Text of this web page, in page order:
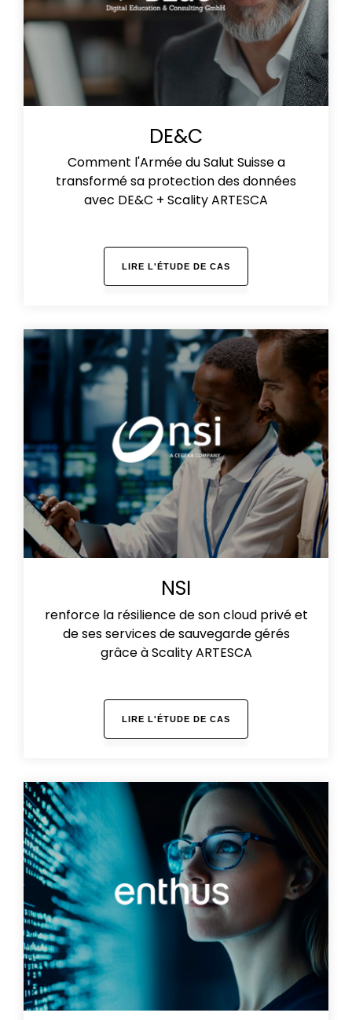
DE&C
Comment l'Armée du Salut Suisse a
transformé sa protection des données
avec DE&C + Scality ARTESCA
LIRE L'ÉTUDE DE CAS
NSI
renforce la résilience de son cloud privé et
de ses services de sauvegarde gérés
grâce à Scality ARTESCA
LIRE L'ÉTUDE DE CAS